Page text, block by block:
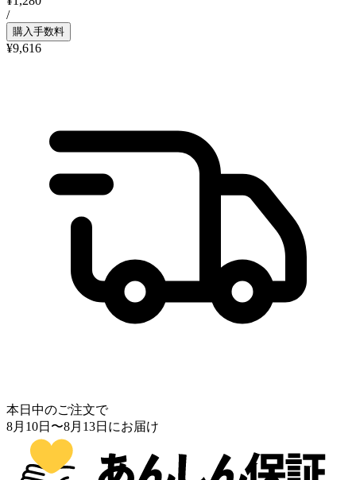
/
購入手数料
¥9,616
本日中のご注文で
8月10日 〜8月13日 にお届け